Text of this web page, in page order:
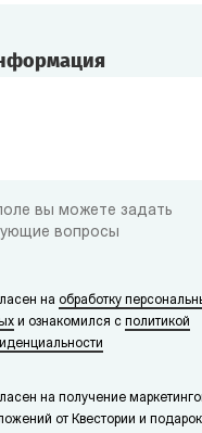
вы можете задать
вопросы
на обработку
и ознакомился с политикой
на получение
от Квестории и подарок